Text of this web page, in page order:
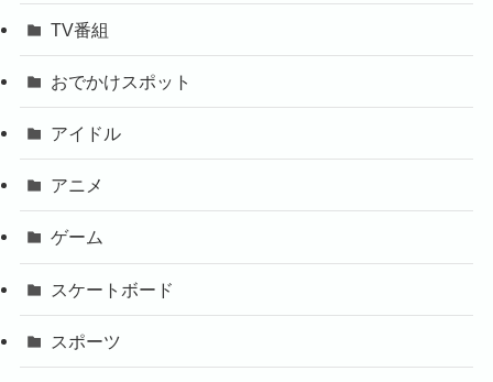
TV番組
おでかけスポット
アイドル
アニメ
ゲーム
スケートボード
スポーツ